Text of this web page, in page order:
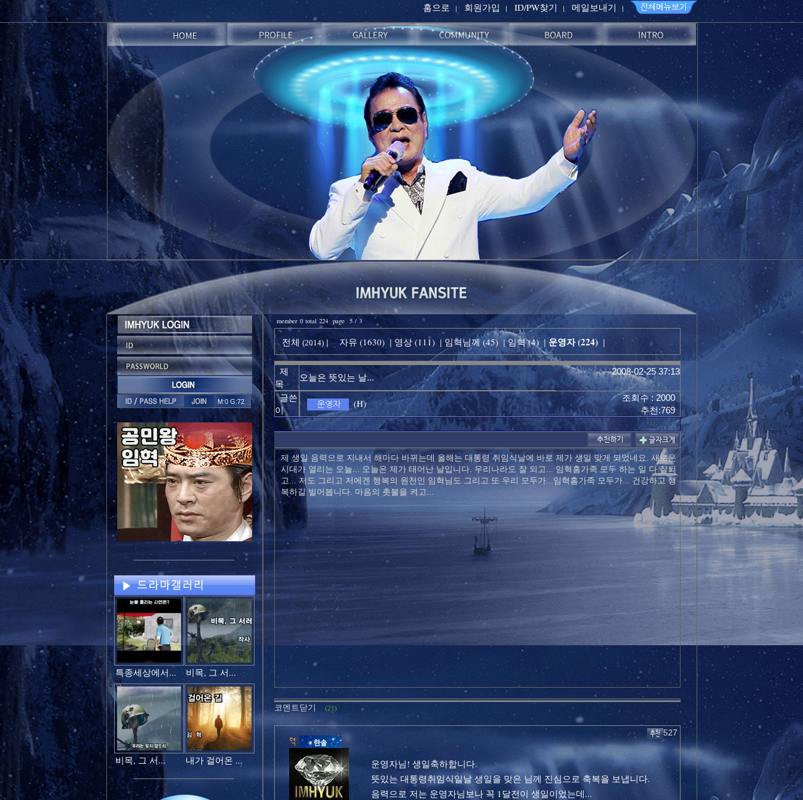
홈으로 회원가입 ID/PW찾기 메일보내기
M:0 G:72
특종세상에서... 비목, 그 서...
비목, 그 서... 내가 걸어온 ...
member 0 total 224 page 5 / 3
전체 (2014)| 자유 (1630) | 영상 (111) | 임혁님께 (45) | 임혁 (4) | 운영자 (224) |
제
목
오늘은 뜻있는 날...
2008-02-25 37:13
글쓴
이
(H)
조회수 : 2000
추천:769
제 생일 음력으로 지내서 해마다 바뀌는데 올해는 대통령 취임식날에 바로 제가 생일 맞게 되었네요. 새로운
시대가 열리는 오늘... 오늘은 제가 태어난 날입니다. 우리나라도 잘 되고... 임혁홈가족 모두 하는 일 다 잘되
고... 저도 그리고 저에겐 행복의 원천인 임혁님도 그리고 또 우리 모두가...임혁홈가족 모두가... 건강하고 행
복하길 빌어봅니다. 마음의 촛불을 켜고...
코멘트닫기 (21)
527
운영자님! 생일축하합니다.
뜻있는 대통령취임식일날 생일을 맞은 님께 진심으로 축복을 보냅니다.
음력으로 저는 운영자님보나 꼭 1달전이 생일이었는데...